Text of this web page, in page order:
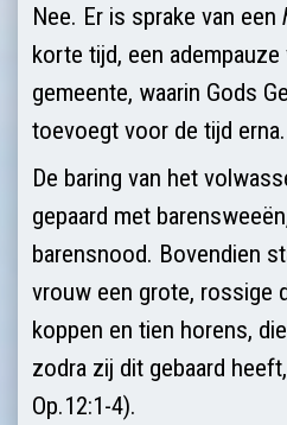
Nee. Er is sprake van een
korte tijd, een adempauze
gemeente, waarin Gods
toevoegt voor de tijd erna.
De baring van het
gepaard met
barensnood. Bovendien
vrouw een grote, rossige
koppen en tien horens,
zodra zij dit gebaard
Op.12:1-4).